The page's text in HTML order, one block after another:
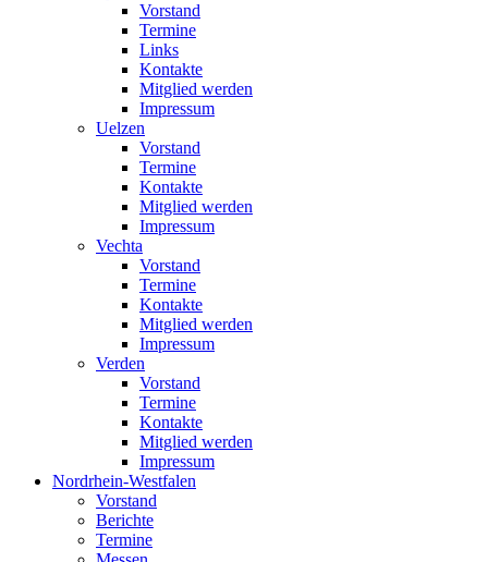
Vorstand
Termine
Links
Kontakte
Mitglied werden
Impressum
Uelzen
Vorstand
Termine
Kontakte
Mitglied werden
Impressum
Vechta
Vorstand
Termine
Kontakte
Mitglied werden
Impressum
Verden
Vorstand
Termine
Kontakte
Mitglied werden
Impressum
Nordrhein-Westfalen
Vorstand
Berichte
Termine